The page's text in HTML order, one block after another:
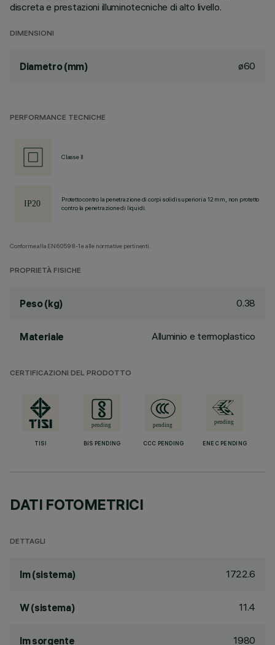
discreta e prestazioni illuminotecniche di alto livello.
DIMENSIONI
Diametro (mm) ø60
PERFORMANCE TECNICHE
Classe II
Protetto contro la penetrazione di corpi solidi superiori a 12 mm, non protetto
contro la penetrazione di liquidi.
Conforme alla EN60598-1 e alle normative pertinenti.
PROPRIETÀ FISICHE
Peso (kg) 0.38
Materiale Alluminio e termoplastico
CERTIFICAZIONI DEL PRODOTTO
TISI BIS PENDING CCC PENDING ENEC PENDING
DATI FOTOMETRICI
DETTAGLI
lm (sistema) 1722.6
W (sistema) 11.4
lm sorgente 1980